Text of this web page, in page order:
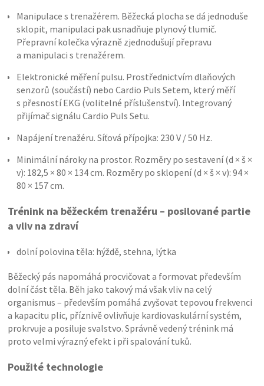
Manipulace s trenažérem. Běžecká plocha se dá jednoduše
sklopit, manipulaci pak usnadňuje plynový tlumič.
Přepravní kolečka výrazně zjednodušují přepravu
a manipulaci s trenažérem.
Elektronické měření pulsu. Prostřednictvím dlaňových
senzorů (součástí) nebo Cardio Puls Setem, který měří
s přesností EKG (volitelné příslušenství). Integrovaný
přijímač signálu Cardio Puls Setu.
Napájení trenažéru. Síťová přípojka: 230 V / 50 Hz.
Minimální nároky na prostor. Rozměry po sestavení (d × š ×
v): 182,5 × 80 × 134 cm. Rozměry po sklopení (d × š × v): 94 ×
80 × 157 cm.
Trénink na běžeckém trenažéru – posilované partie
a vliv na zdraví
dolní polovina těla: hýždě, stehna, lýtka
Běžecký pás napomáhá procvičovat a formovat především
dolní část těla. Běh jako takový má však vliv na celý
organismus – především pomáhá zvyšovat tepovou frekvenci
a kapacitu plic, příznivě ovlivňuje kardiovaskulární systém,
prokrvuje a posiluje svalstvo. Správně vedený trénink má
proto velmi výrazný efekt i při spalování tuků.
Použité technologie